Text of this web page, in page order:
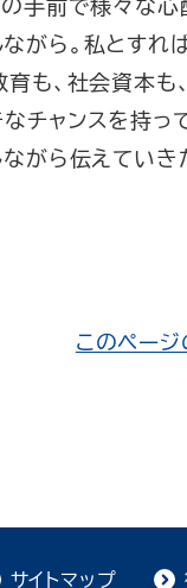
の手前で様々な
がら。私とすれ
も、社会資本も
チャンスを持っ
ながら伝えていき
このペー
サイトマップ